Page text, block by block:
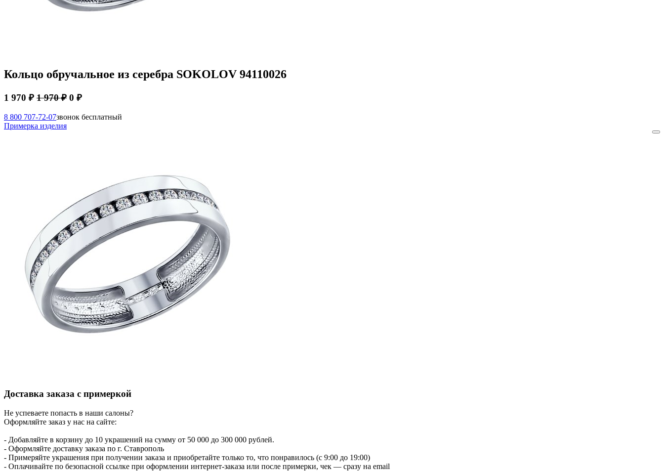
Кольцо обручальное из серебра SOKOLOV 94110026
1 970 ₽ 1 970 ₽ 0 ₽
8 800 707-72-07звонок бесплатный
Примерка изделия
Доставка заказа с примеркой
Не успеваете попасть в наши салоны?
Оформляйте заказ у нас на сайте:
- Добавляйте в корзину до 10 украшений на сумму от 50 000 до 300 000 рублей.
- Оформляйте доставку заказа по г. Ставрополь
- Примеряйте украшения при получении заказа и приобретайте только то, что понравилось (с 9:00 до 19:00)
- Оплачивайте по безопасной ссылке при оформлении интернет-заказа или после примерки, чек — сразу на email